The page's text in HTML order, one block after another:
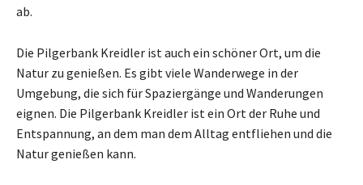
ab.
Die Pilgerbank Kreidler ist auch ein schöner Ort, um die
Natur zu genießen. Es gibt viele Wanderwege in der
Umgebung, die sich für Spaziergänge und Wanderungen
eignen. Die Pilgerbank Kreidler ist ein Ort der Ruhe und
Entspannung, an dem man dem Alltag entfliehen und die
Natur genießen kann.